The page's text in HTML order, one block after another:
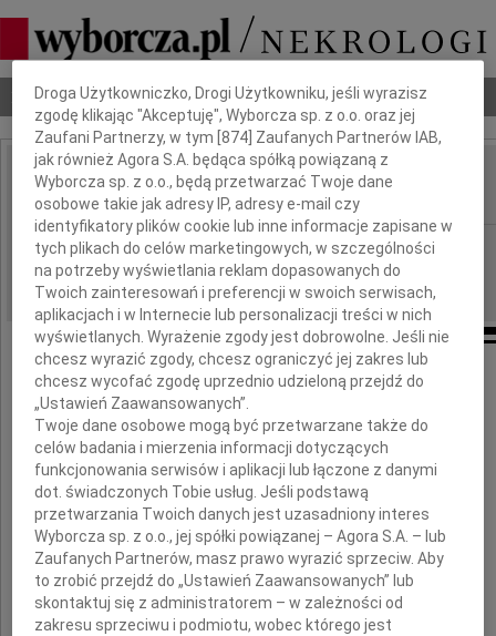
Nekrologi Odeszli Poradnik pogrzebowy
IMIĘ I NAZWISKO: Stanisław Janus
REGION: Wrocław
DATA EMISJI: 18.02.2011
Z głębokim żalem zawiadamiamy,
że dnia 16 lutego 2011 roku zmarł
Stanisław Janus
najukochańszy Mąż, Ojciec i Brat,
Dbamy o Twoją prywatność
Droga Użytkowniczko, Drogi Użytkowniku, jeśli wyrazisz
zgodę klikając "Akceptuję", Wyborcza sp. z o.o. oraz jej
Zaufani Partnerzy, w tym [874 ] Zaufanych Partnerów IAB,
jak również Agora S.A. będąca spółką powiązaną z
Wyborcza sp. z o.o., będą przetwarzać Twoje dane
osobowe takie jak adresy IP, adresy e-mail czy
identyfikatory plików cookie lub inne informacje zapisane w
tych plikach do celów marketingowych, w szczególności
na potrzeby wyświetlania reklam dopasowanych do
Twoich zainteresowań i preferencji w swoich serwisach,
aplikacjach i w Internecie lub personalizacji treści w nich
wyświetlanych. Wyrażenie zgody jest dobrowolne. Jeśli nie
chcesz wyrazić zgody, chcesz ograniczyć jej zakres lub
chcesz wycofać zgodę uprzednio udzieloną przejdź do
„Ustawień Zaawansowanych”.
Twoje dane osobowe mogą być przetwarzane także do
celów badania i mierzenia informacji dotyczących
funkcjonowania serwisów i aplikacji lub łączone z danymi
dot. świadczonych Tobie usług. Jeśli podstawą
przetwarzania Twoich danych jest uzasadniony interes
Wyborcza sp. z o.o., jej spółki powiązanej – Agora S.A. – lub
Zaufanych Partnerów, masz prawo wyrazić sprzeciw. Aby
to zrobić przejdź do „Ustawień Zaawansowanych” lub
skontaktuj się z administratorem – w zależności od
zakresu sprzeciwu i podmiotu, wobec którego jest